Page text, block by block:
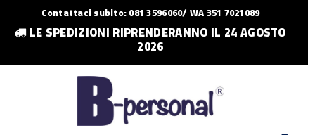
Contattaci subito: 081 3596060/ WA 351 7021089
LE SPEDIZIONI RIPRENDERANNO IL 24 AGOSTO
2026